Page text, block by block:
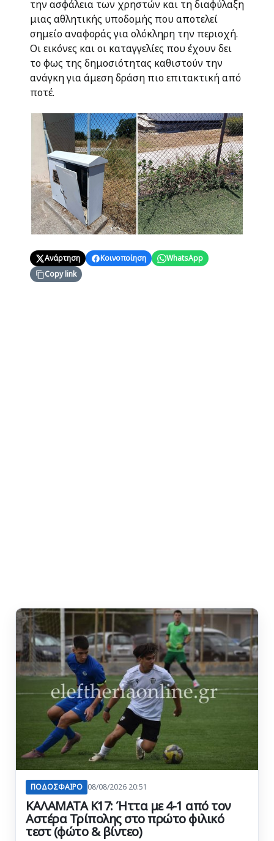
την ασφάλεια των χρηστών και τη διαφύλαξη
μιας αθλητικής υποδομής που αποτελεί
σημείο αναφοράς για ολόκληρη την περιοχή.
Οι εικόνες και οι καταγγελίες που έχουν δει
το φως της δημοσιότητας καθιστούν την
ανάγκη για άμεση δράση πιο επιτακτική από
ποτέ.
Ανάρτηση Κοινοποίηση
WhatsApp
Copy link
ΠΟΔΟΣΦΑΙΡΟ 08/08/2026 20:51
ΚΑΛΑΜΑΤΑ Κ17: Ήττα με 4-1 από τον
Αστέρα Τρίπολης στο πρώτο φιλικό
τεστ (φώτο & βίντεο)